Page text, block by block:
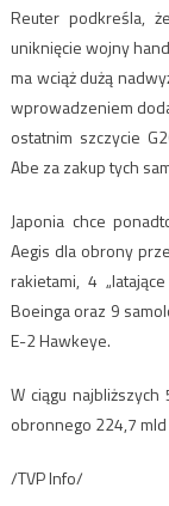
Reuter podkreśla,
uniknięcie wojny
ma wciąż dużą
wprowadzeniem
ostatnim szczycie
Abe za zakup tych
Japonia chce
Aegis dla obrony
rakietami, 4
Boeinga oraz 9
E-2 Hawkeye.
W ciągu
obronnego 224,7
/TVP Info/